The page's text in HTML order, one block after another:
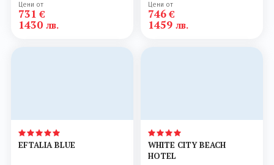
Цени от
731 €
1430 лв.
Цени от
746 €
1459 лв.
EFTALIA BLUE
WHITE CITY BEACH
HOTEL